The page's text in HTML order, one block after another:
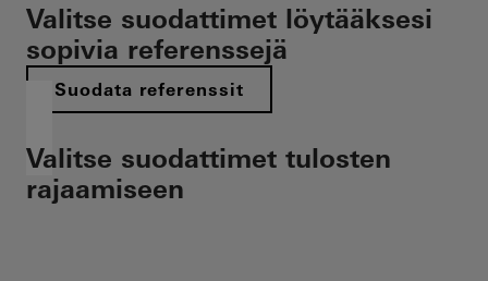
Valitse suodattimet löytääksesi
sopivia referenssejä
Suodata referenssit
Valitse suodattimet tulosten
rajaamiseen